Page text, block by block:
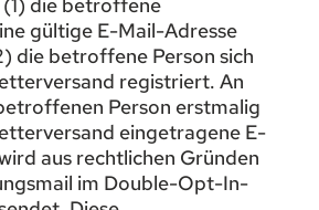
gültige E-Mail-Adresse
die betroffene Person sich
registriert. An
Person erstmalig
eingetragene E-
aus rechtlichen Gründen
im Double-Opt-In-